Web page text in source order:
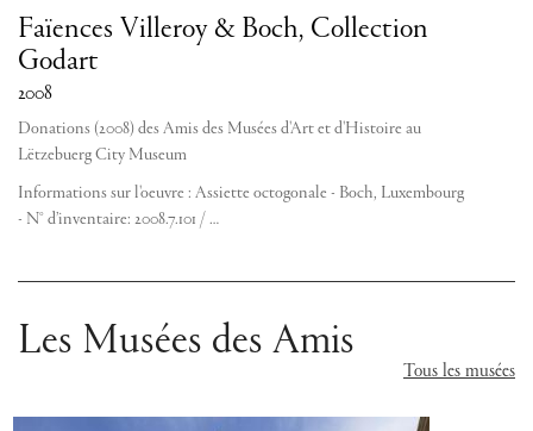
Faïences Villeroy & Boch, Collection
Godart
2008
Donations (2008) des Amis des Musées d'Art et d'Histoire au
Lëtzebuerg City Museum
Informations sur l'oeuvre : Assiette octogonale - Boch, Luxembourg
- N° d’inventaire: 2008.7.101 / …
Les Musées des Amis
Tous les musées